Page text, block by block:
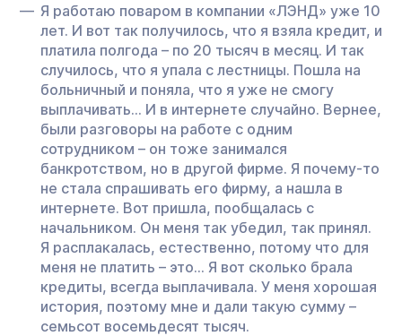
Я работаю поваром в компании «ЛЭНД» уже 10
лет. И вот так получилось, что я взяла кредит, и
платила полгода – по 20 тысяч в месяц. И так
случилось, что я упала с лестницы. Пошла на
больничный и поняла, что я уже не смогу
выплачивать… И в интернете случайно. Вернее,
были разговоры на работе с одним
сотрудником – он тоже занимался
банкротством, но в другой фирме. Я почему-то
не стала спрашивать его фирму, а нашла в
интернете. Вот пришла, пообщалась с
начальником. Он меня так убедил, так принял.
Я расплакалась, естественно, потому что для
меня не платить – это… Я вот сколько брала
кредиты, всегда выплачивала. У меня хорошая
история, поэтому мне и дали такую сумму –
семьсот восемьдесят тысяч.